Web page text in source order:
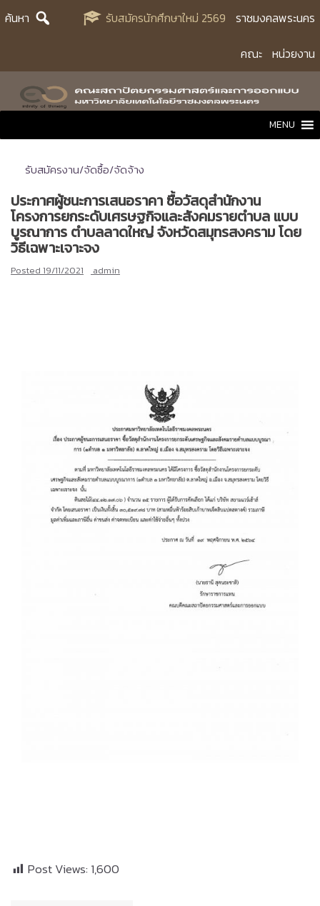
Skipค้นหา รับสมัครนักศึกษาใหม่ 2569 ราชมงคลพระนคร
คณะ หน่วยงาน
MENU
รับสมัครงาน/จัดซื้อ/จัดจ้าง
ประกาศผู้ชนะการเสนอราคา ซื้อวัสดุสำนักงาน
โครงการยกระดับเศรษฐกิจและสังคมรายตำบล แบบ
บูรณาการ ตำบลลาดใหญ่ จังหวัดสมุทรสงคราม โดย
วิธีเฉพาะเจาะจง
Posted 19/11/2021 admin
Post Views: 1,600